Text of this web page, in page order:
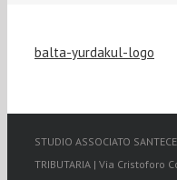
balta-yurdakul-logo
STUDIO ASSOCIATO
TRIBUTARIA | Via Cristoforo